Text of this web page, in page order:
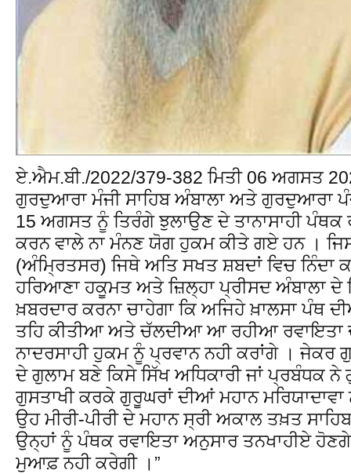
ਏ.ਐਮ.ਬੀ./2022/379-382 ਮਿਤੀ 06 ਅਗਸਤ
ਗੁਰਦੁਆਰਾ ਮੰਜੀ ਸਾਹਿਬ ਅੰਬਾਲਾ ਅਤੇ ਗੁਰਦੁਆਰਾ
15 ਅਗਸਤ ਨੂੰ ਤਿਰੰਗੇ ਝੁਲਾਉਣ ਦੇ ਤਾਨਾਸਾਹੀ ਪੰਥਕ
ਕਰਨ ਵਾਲੇ ਨਾ ਮੰਨਣ ਯੋਗ ਹੁਕਮ ਕੀਤੇ ਗਏ ਹਨ ।
(ਅੰਮ੍ਰਿਤਸਰ) ਜਿਥੇ ਅਤਿ ਸਖਤ ਸ਼ਬਦਾਂ ਵਿਚ ਨਿੰਦਾ
ਹਰਿਆਣਾ ਹਕੂਮਤ ਅਤੇ ਜ਼ਿਲ੍ਹਾ ਪ੍ਰੀਸਦ ਅੰਬਾਲਾ ਦੇ
ਖ਼ਬਰਦਾਰ ਕਰਨਾ ਚਾਹੇਗਾ ਕਿ ਅਜਿਹੇ ਖ਼ਾਲਸਾ ਪੰਥ
ਤਹਿ ਕੀਤੀਆ ਅਤੇ ਚੱਲਦੀਆ ਆ ਰਹੀਆ ਰਵਾਇਤਾ
ਨਾਦਰਸਾਹੀ ਹੁਕਮ ਨੂੰ ਪ੍ਰਵਾਨ ਨਹੀ ਕਰਾਂਗੇ । ਜੇਕਰ
ਦੇ ਗੁਲਾਮ ਬਣੇ ਕਿਸੇ ਸਿੱਖ ਅਧਿਕਾਰੀ ਜਾਂ ਪ੍ਰਬੰਧਕ
ਗੁਸਤਾਖੀ ਕਰਕੇ ਗੁਰੂਘਰਾਂ ਦੀਆਂ ਮਹਾਨ ਮਰਿਯਾਦਾਵਾ
ਉਹ ਮੀਰੀ-ਪੀਰੀ ਦੇ ਮਹਾਨ ਸ੍ਰੀ ਅਕਾਲ ਤਖ਼ਤ
ਉਨ੍ਹਾਂ ਨੂੰ ਪੰਥਕ ਰਵਾਇਤਾ ਅਨੁਸਾਰ ਤਨਖਾਹੀਏ
ਮੁਆਫ਼ ਨਹੀ ਕਰੇਗੀ ।”